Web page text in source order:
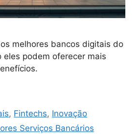
melhores bancos digitais do
eles podem oferecer mais
, Fintechs, Inovação
Serviços Bancários